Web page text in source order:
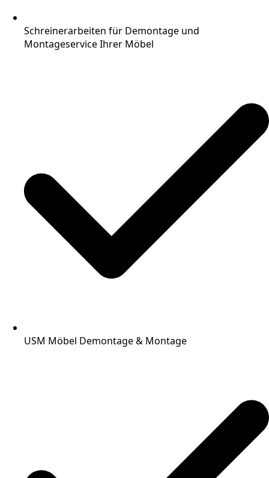
Schreinerarbeiten für Demontage und
Montageservice Ihrer Möbel
USM Möbel Demontage & Montage